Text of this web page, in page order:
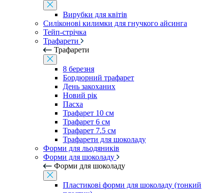
Вирубки для квітів
Силіконові килимки для гнучкого айсинга
Тейп-стрічка
Трафарети
Трафарети
8 березня
Бордюрний трафарет
День закоханих
Новий рік
Пасха
Трафарет 10 см
Трафарет 6 см
Трафарет 7.5 см
Трафарети для шоколаду
Форми для льодяників
Форми для шоколаду
Форми для шоколаду
Пластикові форми для шоколаду (тонкий